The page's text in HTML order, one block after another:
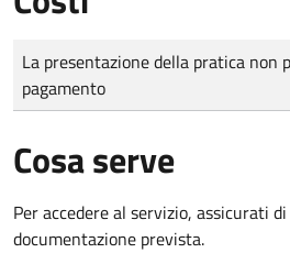
Tipo di pagamento
Importo
La presentazione della pratica non
pagamento
Cosa serve
Per accedere al servizio, assicurati
documentazione prevista.